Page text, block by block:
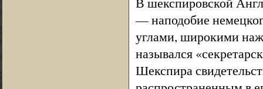
— наподобие
углами, широкими
назывался
Шекспира